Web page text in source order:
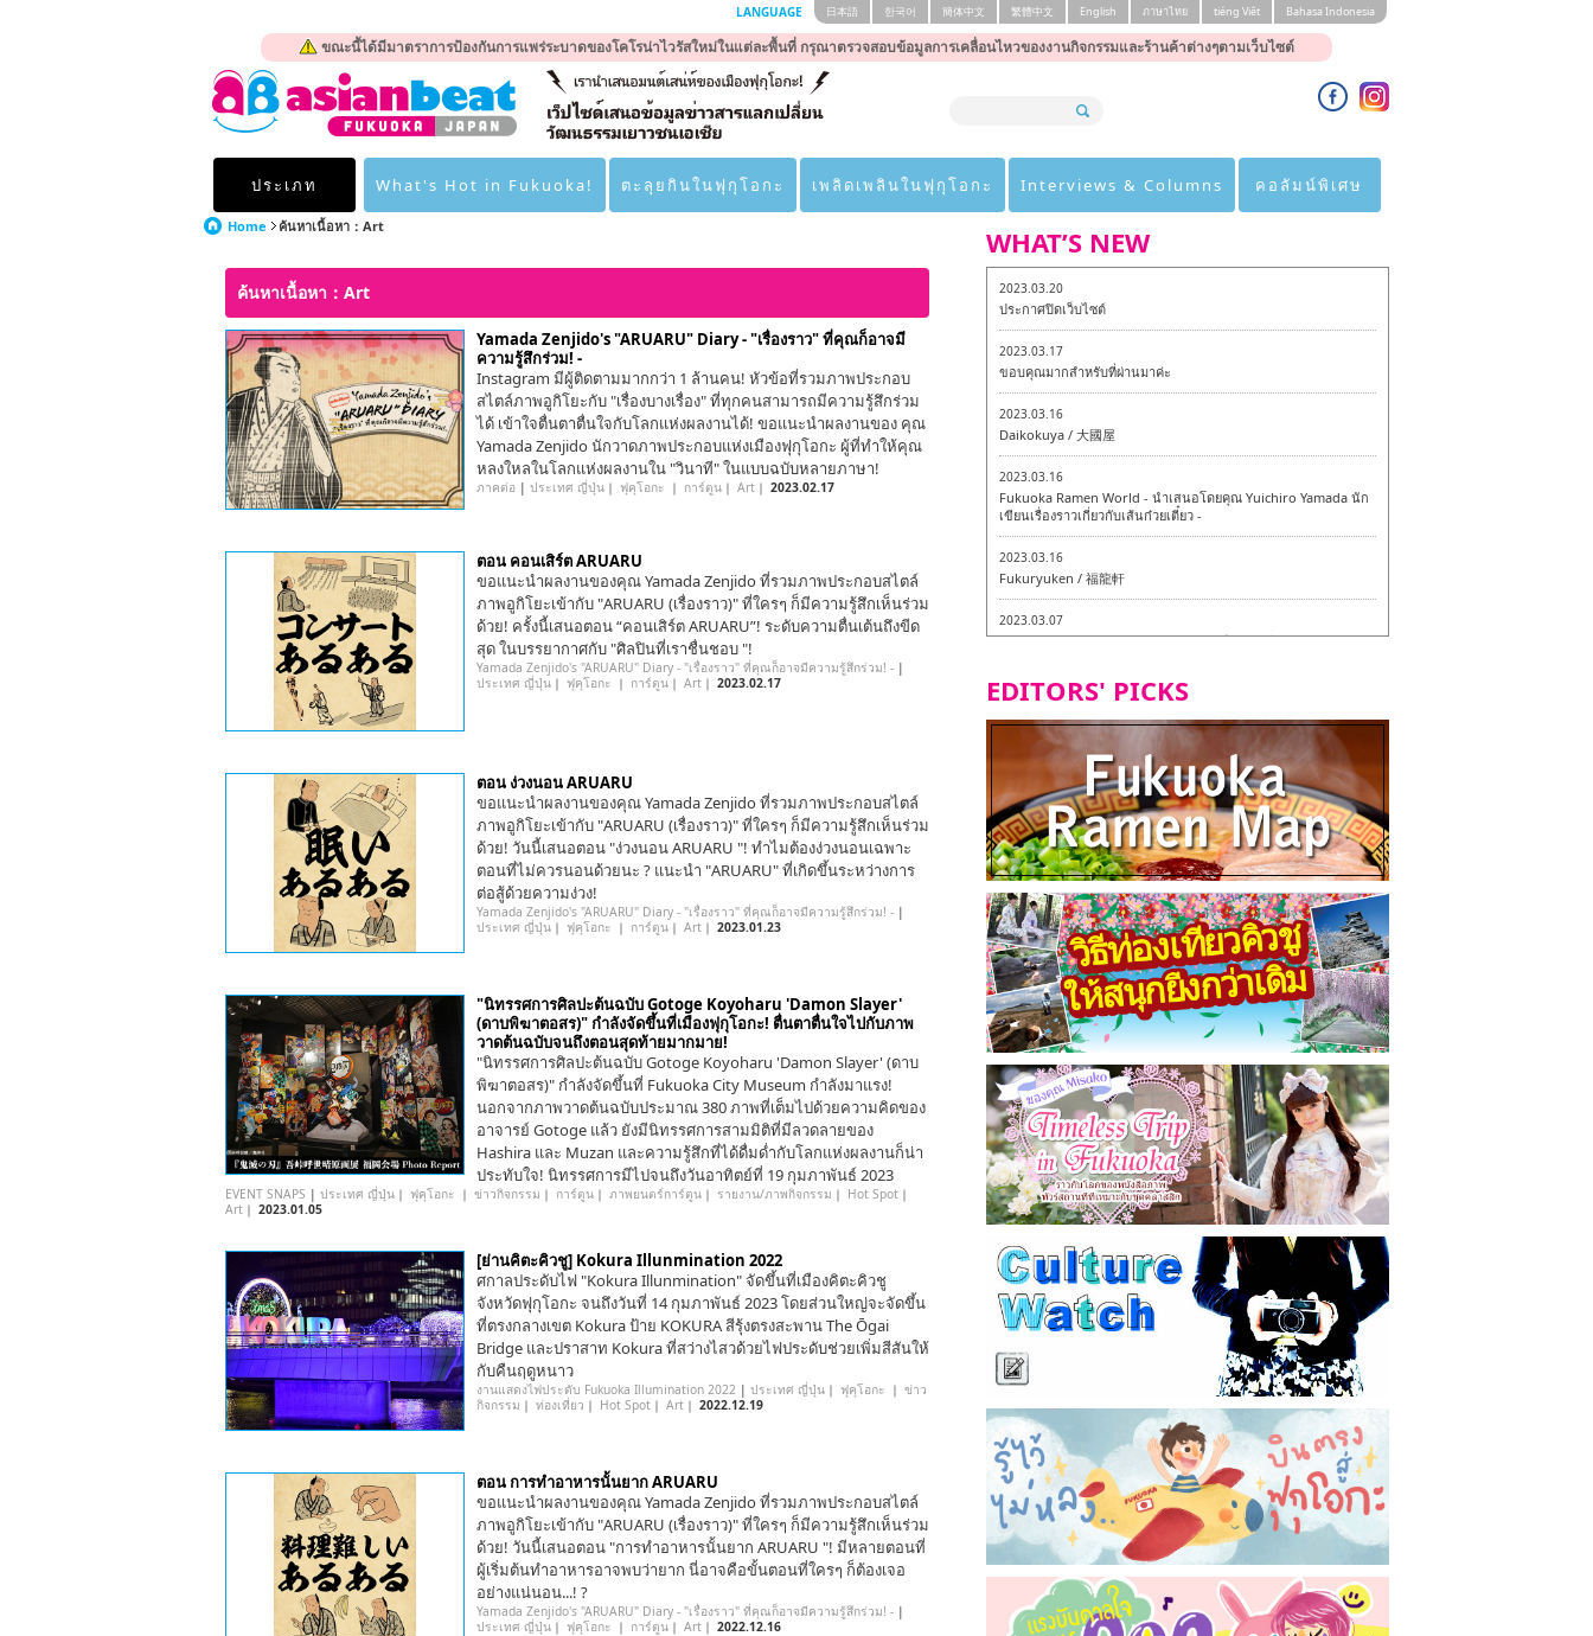
ขณะนี้ได้มีมาตราการป้องกันการแพร่ระบาดของโคโรน่าไวรัสใหม่ในแต่ละพื้นที่ กรุณาตรวจสอบข้อมูลการเคลื่อนไหวของงานกิจกรรมและร้านค้าต่างๆตามเว็บไซต์
LANGUAGE 日本語 한국어 簡体中文 繁體中文 English ภาษาไทย tiéng Viêt Bahasa Indonesia
ประเภท What's Hot in Fukuoka! ตะลุยกินในฟุกุโอกะ เพลิดเพลินในฟุกุโอกะ Interviews & Columns คอลัมน์พิเศษ
Home ค้นหาเนื้อหา：Art
ค้นหาเนื้อหา：Art
Yamada Zenjido's "ARUARU" Diary - "เรื่องราว" ที่คุณก็อาจมี
ความรู้สึกร่วม! -
Instagram มีผู้ติดตามมากกว่า 1 ล้านคน! หัวข้อที่รวมภาพประกอบ
สไตล์ภาพอูกิโยะกับ "เรื่องบางเรื่อง" ที่ทุกคนสามารถมีความรู้สึกร่วม
ได้ เข้าใจตื่นตาตื่นใจกับโลกแห่งผลงานได้! ขอแนะนำผลงานของ คุณ
Yamada Zenjido นักวาดภาพประกอบแห่งเมืองฟุกุโอกะ ผู้ที่ทำให้คุณ
หลงใหลในโลกแห่งผลงานใน "วินาที" ในแบบฉบับหลายภาษา!
ภาคต่อ | ประเทศ ญี่ปุ่น ｜ ฟุคุโอกะ ｜ การ์ตูน ｜ Art ｜ 2023.02.17
ตอน คอนเสิร์ต ARUARU
ขอแนะนำผลงานของคุณ Yamada Zenjido ที่รวมภาพประกอบสไตล์
ภาพอูกิโยะเข้ากับ "ARUARU (เรื่องราว)" ที่ใครๆ ก็มีความรู้สึกเห็นร่วม
ด้วย! ครั้งนี้เสนอตอน “คอนเสิร์ต ARUARU”! ระดับความตื่นเต้นถึงขีด
สุด ในบรรยากาศกับ "ศิลปินที่เราชื่นชอบ "!
Yamada Zenjido's "ARUARU" Diary - "เรื่องราว" ที่คุณก็อาจมีความรู้สึกร่วม! - |
ประเทศ ญี่ปุ่น ｜ ฟุคุโอกะ ｜ การ์ตูน ｜ Art ｜ 2023.02.17
ตอน ง่วงนอน ARUARU
ขอแนะนำผลงานของคุณ Yamada Zenjido ที่รวมภาพประกอบสไตล์
ภาพอูกิโยะเข้ากับ "ARUARU (เรื่องราว)" ที่ใครๆ ก็มีความรู้สึกเห็นร่วม
ด้วย! วันนี้เสนอตอน "ง่วงนอน ARUARU "! ทำไมต้องง่วงนอนเฉพาะ
ตอนที่ไม่ควรนอนด้วยนะ ? แนะนำ "ARUARU" ที่เกิดขึ้นระหว่างการ
ต่อสู้ด้วยความง่วง!
Yamada Zenjido's "ARUARU" Diary - "เรื่องราว" ที่คุณก็อาจมีความรู้สึกร่วม! - |
ประเทศ ญี่ปุ่น ｜ ฟุคุโอกะ ｜ การ์ตูน ｜ Art ｜ 2023.01.23
"นิทรรศการศิลปะต้นฉบับ Gotoge Koyoharu 'Damon Slayer'
(ดาบพิฆาตอสร)" กำลังจัดขึ้นที่เมืองฟุกุโอกะ! ตื่นตาตื่นใจไปกับภาพ
วาดต้นฉบับจนถึงตอนสุดท้ายมากมาย!
"นิทรรศการศิลปะต้นฉบับ Gotoge Koyoharu 'Damon Slayer' (ดาบ
พิฆาตอสร)" กำลังจัดขึ้นที่ Fukuoka City Museum กำลังมาแรง!
นอกจากภาพวาดต้นฉบับประมาณ 380 ภาพที่เต็มไปด้วยความคิดของ
อาจารย์ Gotoge แล้ว ยังมีนิทรรศการสามมิติที่มีลวดลายของ
Hashira และ Muzan และความรู้สึกที่ได้ดื่มด่ำกับโลกแห่งผลงานก็น่า
ประทับใจ! นิทรรศการมีไปจนถึงวันอาทิตย์ที่ 19 กุมภาพันธ์ 2023
EVENT SNAPS | ประเทศ ญี่ปุ่น ｜ ฟุคุโอกะ ｜ ข่าวกิจกรรม ｜ การ์ตูน ｜ ภาพยนตร์การ์ตูน ｜ รายงาน/ภาพกิจกรรม ｜ Hot Spot ｜
Art ｜ 2023.01.05
[ย่านคิตะคิวชู] Kokura Illunmination 2022
ศกาลประดับไฟ "Kokura Illunmination" จัดขึ้นที่เมืองคิตะคิวชู
จังหวัดฟุกุโอกะ จนถึงวันที่ 14 กุมภาพันธ์ 2023 โดยส่วนใหญ่จะจัดขึ้น
ที่ตรงกลางเขต Kokura ป้าย KOKURA สีรุ้งตรงสะพาน The Ōgai
Bridge และปราสาท Kokura ที่สว่างไสวด้วยไฟประดับช่วยเพิ่มสีสันให้
กับคืนฤดูหนาว
งานแสดงไฟประดับ Fukuoka Illumination 2022 | ประเทศ ญี่ปุ่น ｜ ฟุคุโอกะ ｜ ข่าว
กิจกรรม ｜ ท่องเที่ยว ｜ Hot Spot ｜ Art ｜ 2022.12.19
ตอน การทำอาหารนั้นยาก ARUARU
ขอแนะนำผลงานของคุณ Yamada Zenjido ที่รวมภาพประกอบสไตล์
ภาพอูกิโยะเข้ากับ "ARUARU (เรื่องราว)" ที่ใครๆ ก็มีความรู้สึกเห็นร่วม
ด้วย! วันนี้เสนอตอน "การทำอาหารนั้นยาก ARUARU "! มีหลายตอนที่
ผู้เริ่มต้นทำอาหารอาจพบว่ายาก นี่อาจคือขั้นตอนที่ใครๆ ก็ต้องเจอ
อย่างแน่นอน...! ?
Yamada Zenjido's "ARUARU" Diary - "เรื่องราว" ที่คุณก็อาจมีความรู้สึกร่วม! - |
ประเทศ ญี่ปุ่น ｜ ฟุคุโอกะ ｜ การ์ตูน ｜ Art ｜ 2022.12.16
WHAT’S NEW
2023.03.20
ประกาศปิดเว็บไซต์
2023.03.17
ขอบคุณมากสำหรับที่ผ่านมาค่ะ
2023.03.16
Daikokuya / 大國屋
2023.03.16
Fukuoka Ramen World - นำเสนอโดยคุณ Yuichiro Yamada นัก
เขียนเรื่องราวเกี่ยวกับเส้นก๋วยเตี๋ยว -
2023.03.16
Fukuryuken / 福龍軒
2023.03.07
Isogiyokarazu สาขาหลักฮากาตะ - ทัวร์ชิมเมนูวีแกนและมังสวิรัติ
2023.03.07
ทัวร์ชิมเมนูวีแกนและมังสวิรัติในเมืองฟุกุโอกะ
2023.03.02
little stand Daimyo - ทัวร์ชิมเมนูวีแกนและมังสวิรัติในเมืองฟุกุโอ
กะ -
2023.02.28
Tochikuken Orio Honsha Udon-ten / 東筑軒 折尾本社うどん店
2023.02.27
Maruyoshi Shokudo / 丸好食堂
EDITORS' PICKS